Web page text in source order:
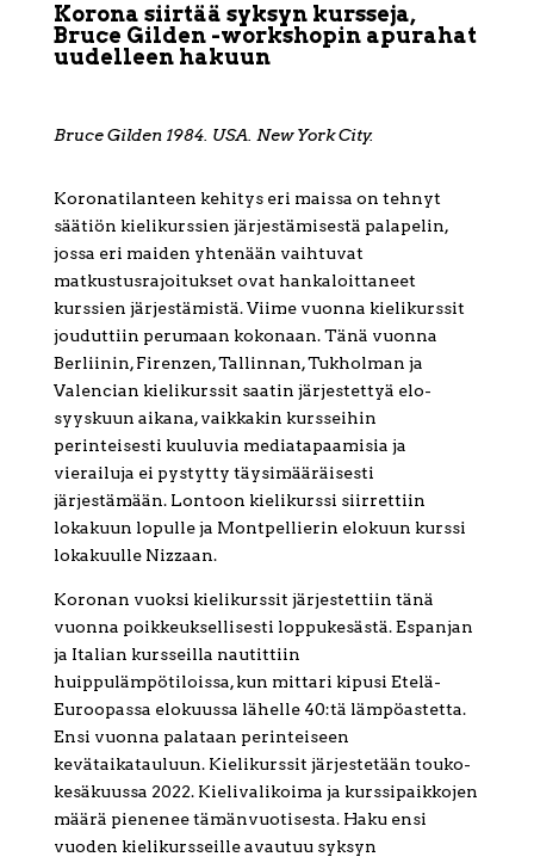
Korona siirtää syksyn kursseja,
Bruce Gilden -workshopin apurahat
uudelleen hakuun
Bruce Gilden 1984. USA. New York City.
Koronatilanteen kehitys eri maissa on tehnyt
säätiön kielikurssien järjestämisestä palapelin,
jossa eri maiden yhtenään vaihtuvat
matkustusrajoitukset ovat hankaloittaneet
kurssien järjestämistä. Viime vuonna kielikurssit
jouduttiin perumaan kokonaan. Tänä vuonna
Berliinin, Firenzen, Tallinnan, Tukholman ja
Valencian kielikurssit saatin järjestettyä elo-
syyskuun aikana, vaikkakin kursseihin
perinteisesti kuuluvia mediatapaamisia ja
vierailuja ei pystytty täysimääräisesti
järjestämään. Lontoon kielikurssi siirrettiin
lokakuun lopulle ja Montpellierin elokuun kurssi
lokakuulle Nizzaan.
Koronan vuoksi kielikurssit järjestettiin tänä
vuonna poikkeuksellisesti loppukesästä. Espanjan
ja Italian kursseilla nautittiin
huippulämpötiloissa, kun mittari kipusi Etelä-
Euroopassa elokuussa lähelle 40:tä lämpöastetta.
Ensi vuonna palataan perinteiseen
kevätaikatauluun. Kielikurssit järjestetään touko-
kesäkuussa 2022. Kielivalikoima ja kurssipaikkojen
määrä pienenee tämänvuotisesta. Haku ensi
vuoden kielikursseille avautuu syksyn